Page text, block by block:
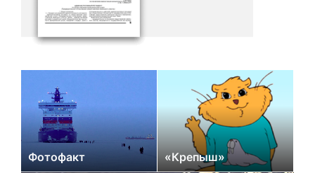
Фотофакт «Крепыш»